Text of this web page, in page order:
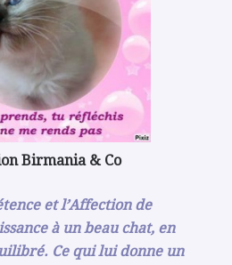
Birmania & Co
et l’Affection de
à un beau chat, en
Ce qui lui donne un